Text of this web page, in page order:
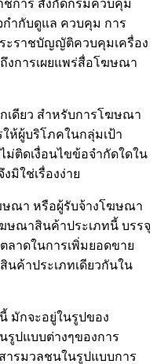
ชการ สังกัดกรมควบคุม
ำกับดูแล ควบคุม การ
ะราชบัญญัติควบคุมเครื่อง
งการเผยแพร่สื่อโฆษณา
เดียว สำหรับการโฆษณา
ห้ผู้บริโภคในกลุ่มเป้า
ติดเงื่อนไขข้อจำกัดใดใน
มิใช่เรื่องง่าย
ษณา หรือผู้รับจ้างโฆษณา
ษณาสินค้าประเภทนี้ บรรจุ
ลาดในการเพิ่มยอดขาย
ค้าประเภทเดียวกันใน
มักจะอยู่ในรูปของ
รูปแบบต่างๆของการ
ารมวลชนในรูปแบบการ